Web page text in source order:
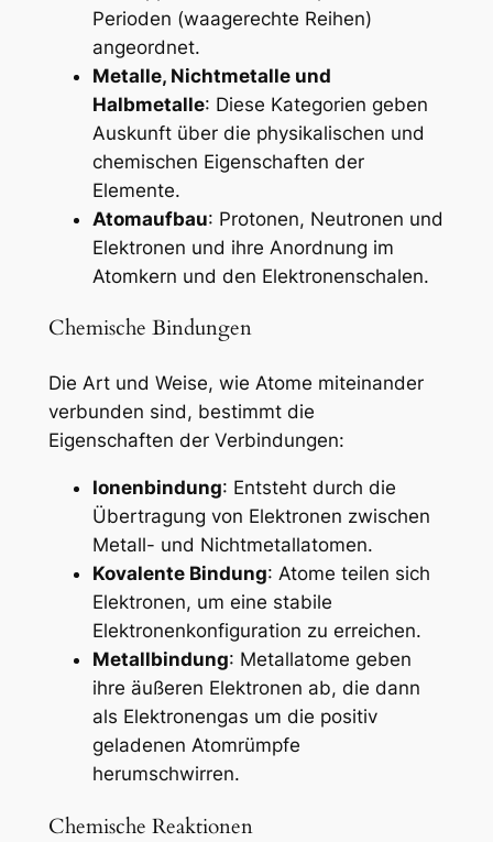
Perioden (waagerechte Reihen)
angeordnet.
Metalle, Nichtmetalle und
Halbmetalle: Diese Kategorien geben
Auskunft über die physikalischen und
chemischen Eigenschaften der
Elemente.
Atomaufbau: Protonen, Neutronen und
Elektronen und ihre Anordnung im
Atomkern und den Elektronenschalen.
Chemische Bindungen
Die Art und Weise, wie Atome miteinander
verbunden sind, bestimmt die
Eigenschaften der Verbindungen:
Ionenbindung: Entsteht durch die
Übertragung von Elektronen zwischen
Metall- und Nichtmetallatomen.
Kovalente Bindung: Atome teilen sich
Elektronen, um eine stabile
Elektronenkonfiguration zu erreichen.
Metallbindung: Metallatome geben
ihre äußeren Elektronen ab, die dann
als Elektronengas um die positiv
geladenen Atomrümpfe
herumschwirren.
Chemische Reaktionen